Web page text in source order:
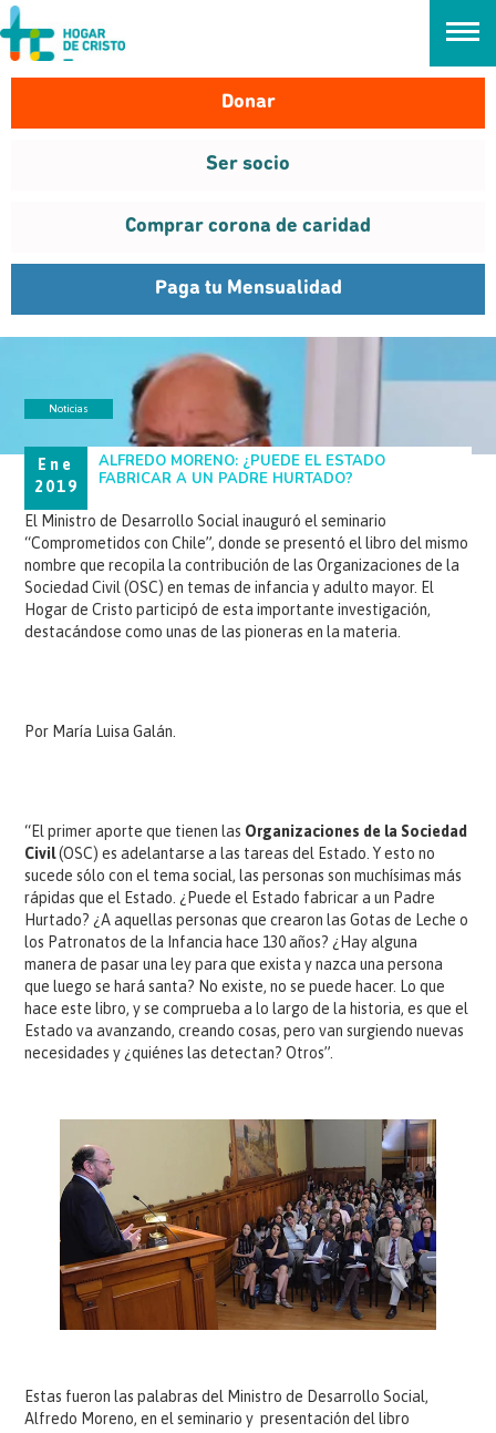
займ онлайн без проверок
Donar
Ser socio
Comprar corona de caridad
Paga tu Mensualidad
#INVOLÚCRATE
Noticias
Ene
2019
ALFREDO MORENO: ¿PUEDE EL ESTADO
FABRICAR A UN PADRE HURTADO?
El Ministro de Desarrollo Social inauguró el seminario
“Comprometidos con Chile”, donde se presentó el libro del mismo
nombre que recopila la contribución de las Organizaciones de la
Sociedad Civil (OSC) en temas de infancia y adulto mayor. El
Hogar de Cristo participó de esta importante investigación,
destacándose como unas de las pioneras en la materia.
Por María Luisa Galán.
“El primer aporte que tienen las Organizaciones de la Sociedad
Civil(OSC) es adelantarse a las tareas del Estado. Y esto no
sucede sólo con el tema social, las personas son muchísimas más
rápidas que el Estado. ¿Puede el Estado fabricar a un Padre
Hurtado? ¿A aquellas personas que crearon las Gotas de Leche o
los Patronatos de la Infancia hace 130 años? ¿Hay alguna
manera de pasar una ley para que exista y nazca una persona
que luego se hará santa? No existe, no se puede hacer. Lo que
hace este libro, y se comprueba a lo largo de la historia, es que el
Estado va avanzando, creando cosas, pero van surgiendo nuevas
necesidades y ¿quiénes las detectan? Otros”.
Estas fueron las palabras del Ministro de Desarrollo Social,
Alfredo Moreno, en el seminario y presentación del libro